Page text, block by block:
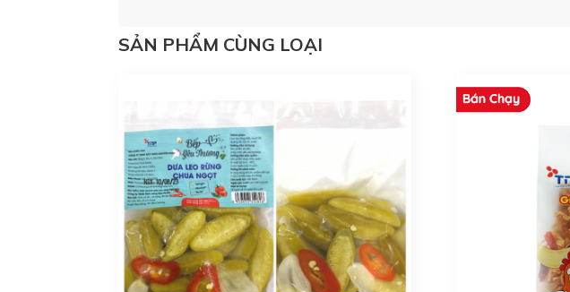
SẢN PHẨM CÙNG LOẠI